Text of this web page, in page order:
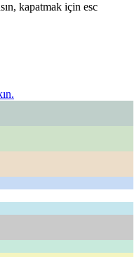
kapatmak için esc